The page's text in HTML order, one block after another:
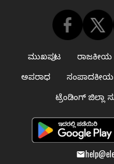
ಮುಖಪುಟ ರಾಜಕೀಯ
ಅಪರಾಧ
ಸಂಪಾದಕೀಯ
ಟ್ರೆಂಡಿಂಗ್ ಜಿಲ್ಲಾ